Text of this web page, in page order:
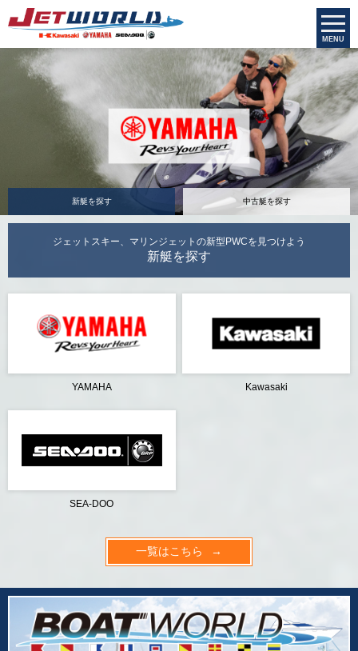
MENU
新艇を探す 中古艇を探す
ジェットスキー、マリンジェットの新型PWCを見つけよう
新艇を探す
YAMAHA Kawasaki
SEA-DOO
一覧はこちら